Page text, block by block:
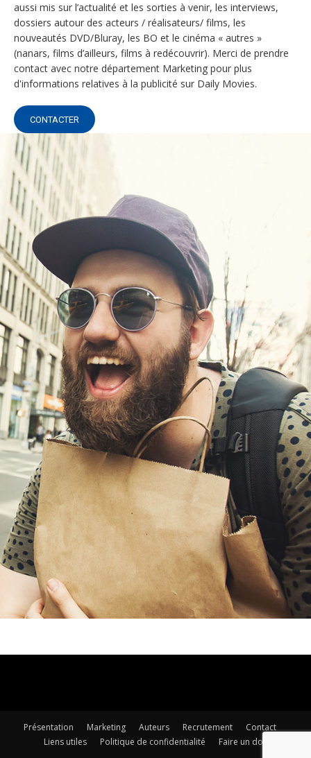
aussi mis sur l’actualité et les sorties à venir, les interviews,
dossiers autour des acteurs / réalisateurs/ films, les
nouveautés DVD/Bluray, les BO et le cinéma « autres »
(nanars, films d’ailleurs, films à redécouvrir). Merci de prendre
contact avec notre département Marketing pour plus
d'informations relatives à la publicité sur Daily Movies.
CONTACTER
Présentation Marketing Auteurs Recrutement
Contact
Liens utiles
Politique de confidentialité Faire un don